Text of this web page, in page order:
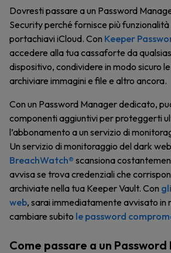
Dovresti passare a un Password
Security perché fornisce più
portachiavi iCloud. Con Keeper
accedere alla tua cassaforte da
dispositivo, condividere in modo sicuro
archiviare immagini e file e altro ancora.
Con un Password Manager dedicato,
componenti aggiuntivi per proteggerti
l’abbonamento a un servizio di
Un servizio di monitoraggio del dark
BreachWatch® scansiona
avvisa se trova credenziali che
archiviate nella tua Keeper Vault. Con
web, sarai immediatamente avvisato in
cambiare subito le password
Come passare a un